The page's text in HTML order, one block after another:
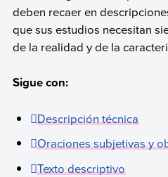
deben recaer en
que sus estudios necesitan
de la realidad y de la
Sigue con:
Descripción técnica
Oraciones subjetivas y
Texto descriptivo